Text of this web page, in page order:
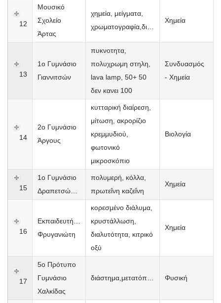
12
Μουσικό
Σχολείο
Άρτας
χημεία, μείγματα,
Χημεία
13
1ο Γυμνάσιο
Γιαννιτσών
πυκνοτητα,
πολυχρωμη στηλη,
lava lamp, 50+ 50
δεν κανει 100
Συνδυασμός
- Χημεία
14
2ο Γυμνάσιο
Άργους
κυτταρική διαίρεση,
μίτωση, ακρορίζιο
κρεμμυδιού,
φωτονικό
μικροσκόπιο
Βιολογία
15
1ο Γυμνάσιο
πολυμερή, κόλλα,
πρωτεΐνη καζεΐνη
Χημεία
16
Εκπαιδευτήρια
Φρυγανιώτη
κορεσμένο διάλυμα,
κρυστάλλωση,
διαλυτότητα, κιτρικό
οξύ
Χημεία
17
5o Πρότυπο
Γυμνάσιο
Χαλκίδας
Φυσική